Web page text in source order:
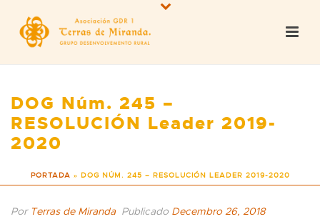
DOG Núm. 245 –
RESOLUCIÓN Leader 2019-
2020
PORTADA » DOG NÚM. 245 – RESOLUCIÓN LEADER 2019-2020
Por Terras de Miranda Publicado Decembro 26, 2018